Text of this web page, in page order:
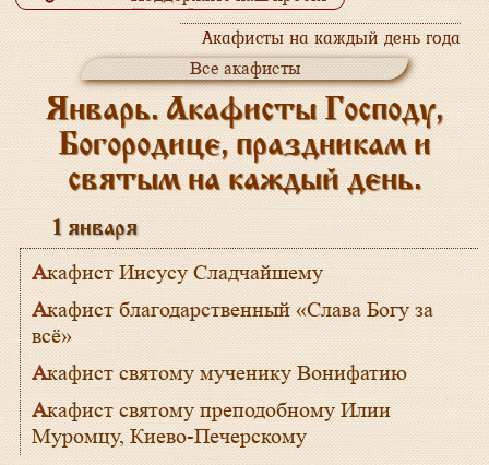
Подробнее...
Акафисты на каждый день года
Все акафисты
Январь. Акафисты Господу,
Богородице, праздникам и
святым на каждый день.
1 января
Акафист Иисусу Сладчайшему
Акафист благодарственный «Слава Богу за
всё»
Акафист святому мученику Вонифатию
Акафист святому преподобному Илии
Муромцу, Киево-Печерскому